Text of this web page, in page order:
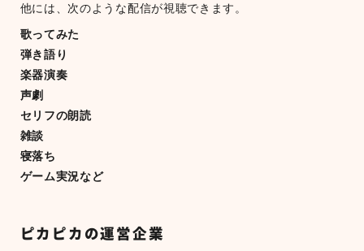
他には、次のような配信が視聴できます。
歌ってみた
弾き語り
楽器演奏
声劇
セリフの朗読
雑談
寝落ち
ゲーム実況など
ピカピカの運営企業